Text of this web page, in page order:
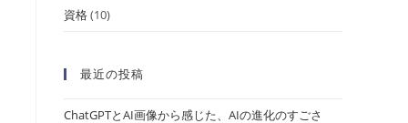
資格(10)
最近の投稿
ChatGPTとAI画像から感じた、AIの進化のすごさ